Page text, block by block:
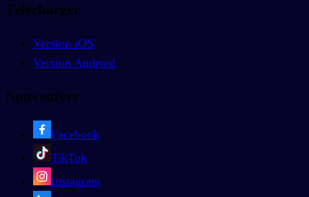
Télécharger
Version iOS
Version Android
Nous suivre
Facebook
TikTok
Instagram